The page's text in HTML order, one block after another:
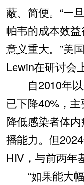
蔽、简便。“一
帕韦的成本效
意义重大。”美
Lewin在研讨会
自2010年以
已下降40%，
降低感染者体
播能力。但
HIV，与前两年
“如果能大幅